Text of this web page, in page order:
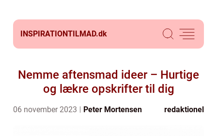
INSPIRATIONTILMAD.dk
Nemme aftensmad ideer – Hurtige
og lækre opskrifter til dig
06 november 2023 Peter Mortensen redaktionel